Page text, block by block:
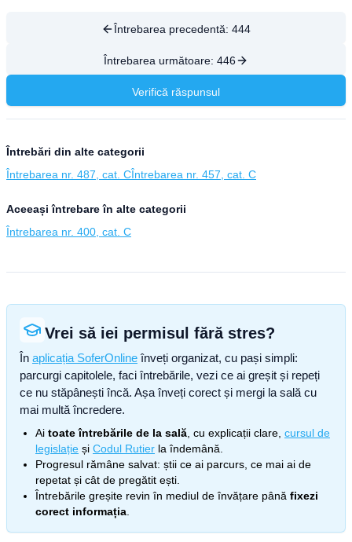
Întrebarea precedentă: 444
Întrebarea următoare: 446
Verifică răspunsul
Întrebări din alte categorii
Întrebarea nr. 487, cat. CÎntrebarea nr. 457, cat. C
Aceeași întrebare în alte categorii
Întrebarea nr. 400, cat. C
Vrei să iei permisul fără stres?
În aplicația SoferOnline înveți organizat, cu pași simpli:
parcurgi capitolele, faci întrebările, vezi ce ai greșit și repeți
ce nu stăpânești încă. Așa înveți corect și mergi la sală cu
mai multă încredere.
Ai toate întrebările de la sală , cu explicații clare, cursul de
legislație și Codul Rutier la îndemână.
Progresul rămâne salvat: știi ce ai parcurs, ce mai ai de
repetat și cât de pregătit ești.
Întrebările greșite revin în mediul de învățare până fixezi
corect informația